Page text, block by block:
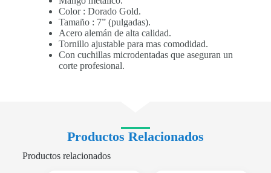
Color : Dorado Gold.
Tamaño : 7” (pulgadas).
Acero alemán de alta calidad.
Tornillo ajustable para mas comodidad.
Con cuchillas microdentadas que aseguran un
corte profesional.
Productos Relacionados
Productos relacionados